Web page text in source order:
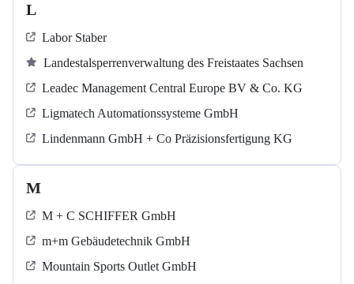
L
Labor Staber
Landestalsperrenverwaltung des Freistaates Sachsen
Leadec Management Central Europe BV & Co. KG
Ligmatech Automationssysteme GmbH
Lindenmann GmbH + Co Präzisionsfertigung KG
M
M + C SCHIFFER GmbH
m+m Gebäudetechnik GmbH
Mountain Sports Outlet GmbH